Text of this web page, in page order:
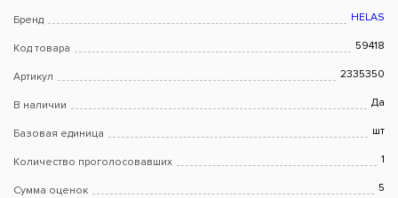
Бренд HELAS
Код товара 59418
Артикул 2335350
В наличии Да
Базовая единица шт
Количество проголосовавших 1
Сумма оценок 5